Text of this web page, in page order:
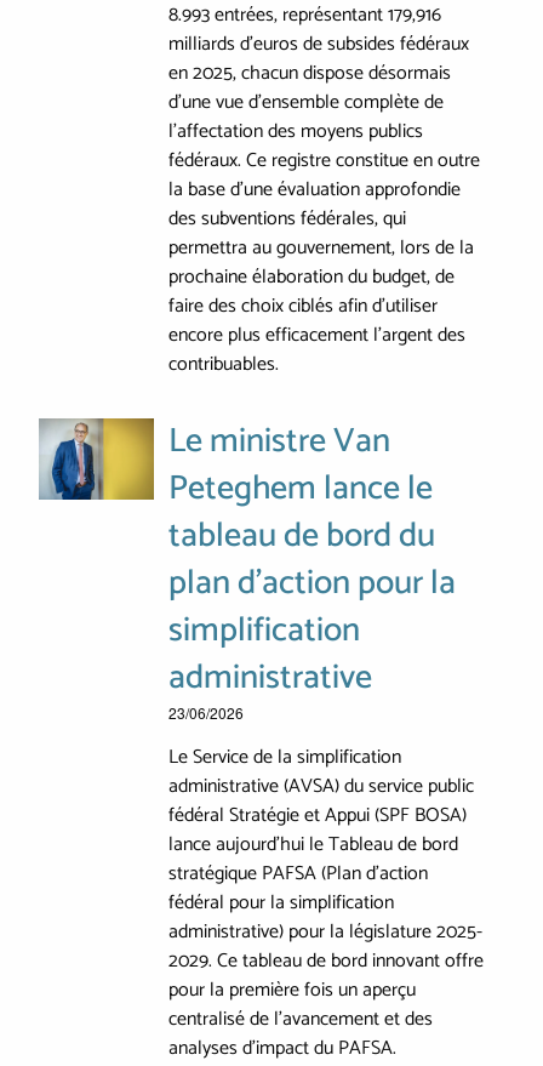
8.993 entrées, représentant 179,916
milliards d’euros de subsides fédéraux
en 2025, chacun dispose désormais
d’une vue d’ensemble complète de
l’affectation des moyens publics
fédéraux. Ce registre constitue en outre
la base d’une évaluation approfondie
des subventions fédérales, qui
permettra au gouvernement, lors de la
prochaine élaboration du budget, de
faire des choix ciblés afin d’utiliser
encore plus efficacement l’argent des
contribuables.
Le ministre Van
Peteghem lance le
tableau de bord du
plan d'action pour la
simplification
administrative
23/06/2026
Le Service de la simplification
administrative (AVSA) du service public
fédéral Stratégie et Appui (SPF BOSA)
lance aujourd'hui le Tableau de bord
stratégique PAFSA (Plan d'action
fédéral pour la simplification
administrative) pour la législature 2025-
2029. Ce tableau de bord innovant offre
pour la première fois un aperçu
centralisé de l'avancement et des
analyses d'impact du PAFSA.